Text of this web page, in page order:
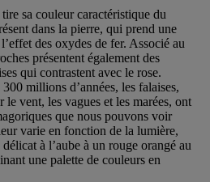
sa couleur caractéristique du
dans la pierre, qui prend une
des oxydes de fer. Associé au
présentent également des
qui contrastent avec le rose.
millions d’années, les falaises,
le vent, les vagues et les marées, ont
que nous pouvons voir
varie en fonction de la lumière,
à l’aube à un rouge orangé au
une palette de couleurs en